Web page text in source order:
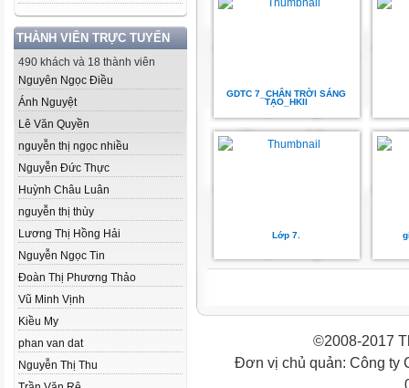
THÀNH VIÊN TRỰC TUYẾN
490 khách và 18 thành viên
Nguyên Ngọc Điều
Ánh Nguyệt
Lê Văn Quyền
nguyễn thị ngọc nhiều
Nguyễn Đức Thực
Huỳnh Châu Luân
nguyễn thị thùy
Lương Thị Hồng Hải
Nguyễn Ngọc Tin
Đoàn Thị Phương Thảo
Vũ Minh Vịnh
Kiều My
phan van dat
Nguyễn Thị Thu
GDTC 7_CHÂN TRỜI SÁNG
TẠO_HKII
Lớp 7.
©2008-2017
Đơn vị chủ quản: Công ty